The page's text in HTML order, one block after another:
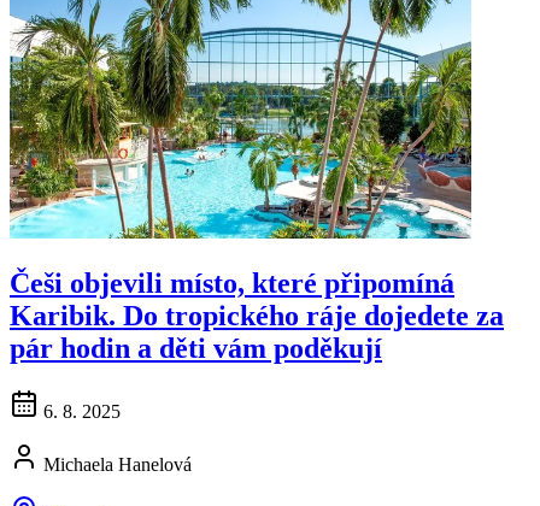
Češi objevili místo, které připomíná
Karibik. Do tropického ráje dojedete za
pár hodin a děti vám poděkují
6. 8. 2025
Michaela Hanelová